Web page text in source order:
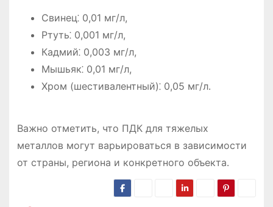
Свинец⁚ 0,01 мг/л,
Ртуть⁚ 0,001 мг/л,
Кадмий⁚ 0,003 мг/л,
Мышьяк⁚ 0,01 мг/л,
Хром (шестивалентный)⁚ 0,05 мг/л․
Важно отметить, что ПДК для тяжелых
металлов могут варьироваться в зависимости
от страны, региона и конкретного объекта․